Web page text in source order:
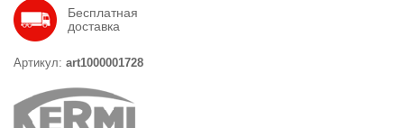
Бесплатная
доставка
Артикул: art1000001728